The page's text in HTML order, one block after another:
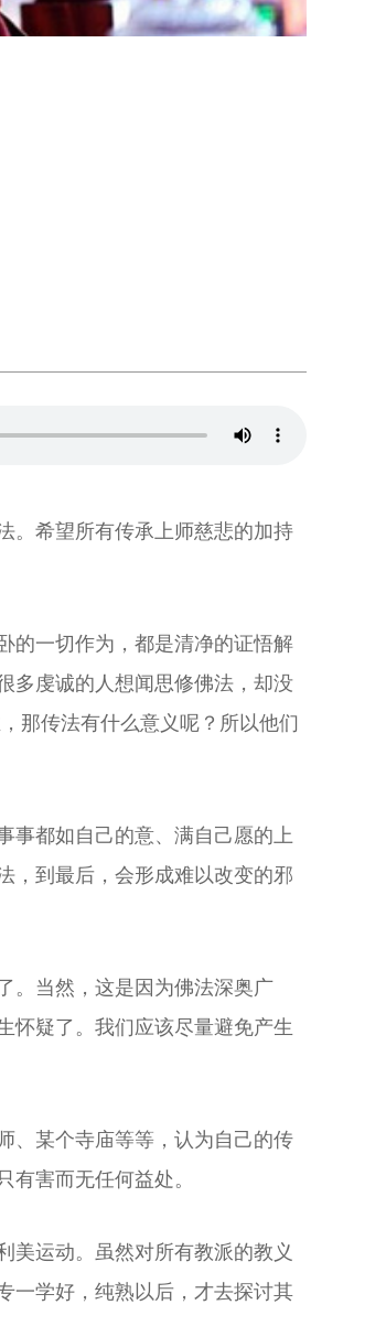
。希望所有传承上师慈悲的加持
的一切作为，都是清净的证悟解
多虔诚的人想闻思修佛法，却没
那传法有什么意义呢？所以他们
事都如自己的意、满自己愿的上
，到最后，会形成难以改变的邪
。当然，这是因为佛法深奥广
怀疑了。我们应该尽量避免产生
、某个寺庙等等，认为自己的传
害而无任何益处。
美运动。虽然对所有教派的教义
一学好，纯熟以后，才去探讨其